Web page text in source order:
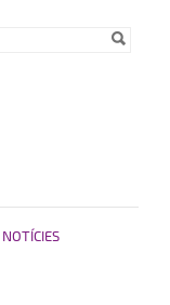
NOTÍCIES